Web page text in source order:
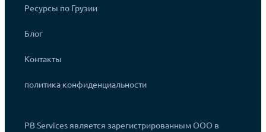
Ресурсы по Грузии
Блог
Контакты
политика конфиденциальности
PB Services является зарегистрированным ООО в